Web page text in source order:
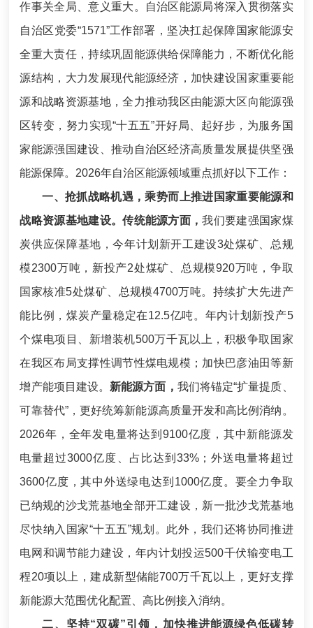
作事关全局、意义重大。自治区能源局将深入贯彻落实
自治区党委“1571”工作部署，坚决扛起保障国家能源安
全重大责任，持续巩固能源供给保障能力，不断优化能
源结构，大力发展现代能源经济，加快建设国家重要能
源和战略资源基地，全力推动我区由能源大区向能源强
区转变，努力实现“十五五”开好局、起好步，为服务国
家能源强国建设、推动自治区经济高质量发展提供坚强
能源保障。2026年自治区能源领域重点抓好以下工作：
一、抢抓战略机遇，乘势而上推进国家重要能源和
战略资源基地建设。传统能源方面，我们要建强国家煤
炭供应保障基地，今年计划新开工建设3处煤矿、总规
模2300万吨，新投产2处煤矿、总规模920万吨，争取
国家核准5处煤矿、总规模4700万吨。持续扩大先进产
能比例，煤炭产量稳定在12.5亿吨。年内计划新投产5
个煤电项目、新增装机500万千瓦以上，积极争取国家
在我区布局支撑性调节性煤电规模；加快巴彦油田等新
增产能项目建设。 新能源方面， 我们将锚定“扩量提质
可靠替代”，更好统筹新能源高质量开发和高比例消纳。
2026年，全年发电量将达到9100亿度，其中新能源发
电量超过3000亿度 、占比达到33%；外送电量将超过
3600亿度 ，其中外送绿电达到1000亿度。要全力争取
已纳规的沙戈荒基地全部开工建设，新一批沙戈荒基地
尽快纳入国家“十五五”规划。此外，我们还将协同推进
电网和调节能力建设，年内计划投运500千伏输变电工
程20项以上，建成新型储能700万千瓦以上，更好支撑
新能源大范围优化配置、高比例接入消纳。
二、坚持“双碳”引领，加快推进能源绿色低碳转